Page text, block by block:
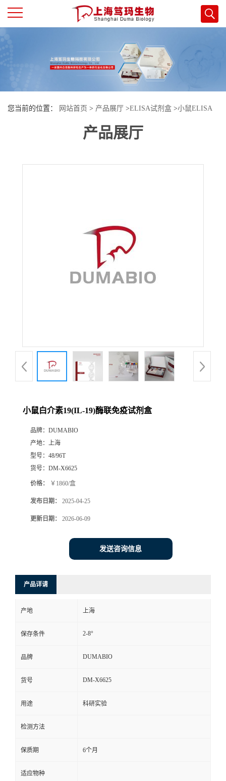
页
司
品
方
言
您当前的位置： 网站首页 > 产品展厅 >ELISA试剂盒 >小鼠ELISA
小鼠白介素19(IL-19)酶联免疫试剂盒
产品展厅
小鼠白介素19(IL-19)酶联免疫试剂盒
品牌： DUMABIO
产地： 上海
型号： 48/96T
货号： DM-X6625
价格： ￥1860/盒
发布日期： 2025-04-25
更新日期： 2026-06-09
发送咨询信息
产品详请
产地 上海
保存条件 2-8°
品牌 DUMABIO
货号 DM-X6625
用途 科研实验
检测方法
保质期 6个月
适应物种